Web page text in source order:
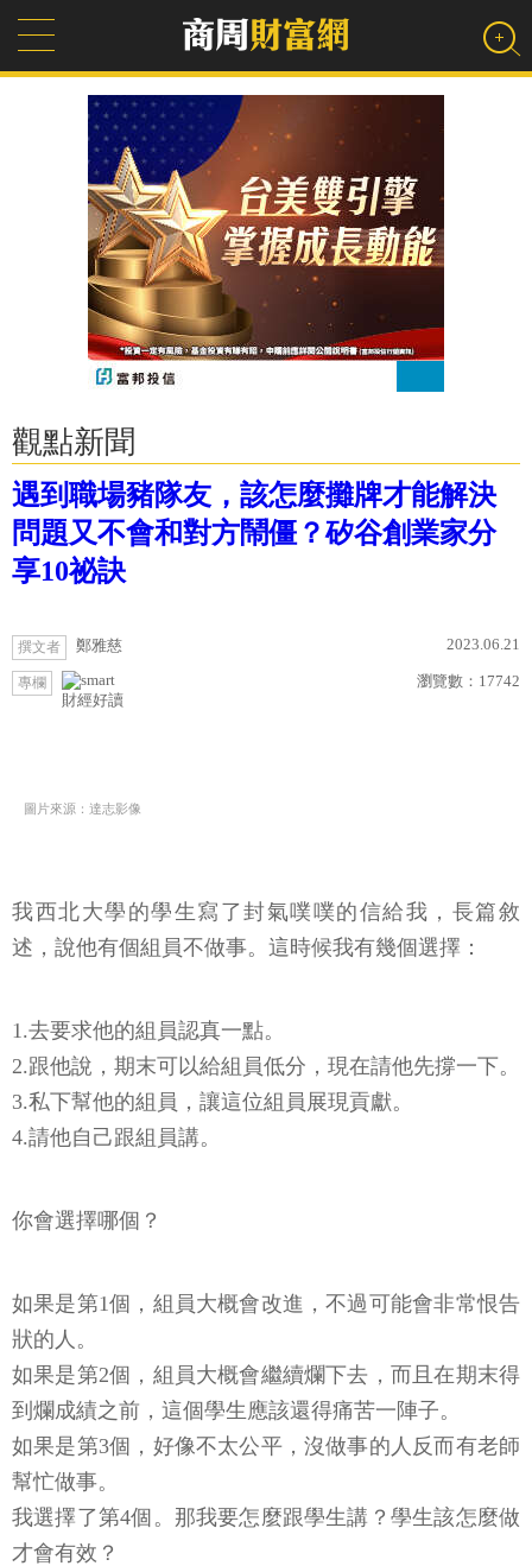
觀點新聞
遇到職場豬隊友，該怎麼攤牌才能解決
問題又不會和對方鬧僵？矽谷創業家分
享10祕訣
撰文者 鄭雅慈 2023.06.21
專欄
財經好讀
瀏覽數： 17742
圖片來源：達志影像
我西北大學的學生寫了封氣噗噗的信給我，長篇敘
述，說他有個組員不做事。這時候我有幾個選擇：
1.去要求他的組員認真一點。
2.跟他說，期末可以給組員低分，現在請他先撐一下。
3.私下幫他的組員，讓這位組員展現貢獻。
4.請他自己跟組員講。
你會選擇哪個？
如果是第1個，組員大概會改進，不過可能會非常恨告
狀的人。
如果是第2個，組員大概會繼續爛下去，而且在期末得
到爛成績之前，這個學生應該還得痛苦一陣子。
如果是第3個，好像不太公平，沒做事的人反而有老師
幫忙做事。
我選擇了第4個。那我要怎麼跟學生講？學生該怎麼做
才會有效？